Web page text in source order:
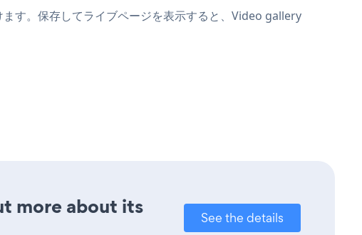
す。保存してライブページを表示すると、Video gallery
more about its
See the details